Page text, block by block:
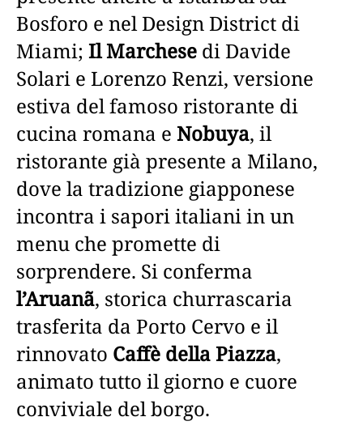
Bosforo e nel Design District di
Miami; Il Marchese di Davide
Solari e Lorenzo Renzi, versione
estiva del famoso ristorante di
cucina romana e Nobuya, il
ristorante già presente a Milano,
dove la tradizione giapponese
incontra i sapori italiani in un
menu che promette di
sorprendere. Si conferma
l’Aruanã, storica churrascaria
trasferita da Porto Cervo e il
rinnovato Caffè della Piazza,
animato tutto il giorno e cuore
conviviale del borgo.